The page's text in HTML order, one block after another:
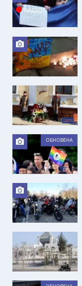
ВИДЕО
ОБНОВЕНА